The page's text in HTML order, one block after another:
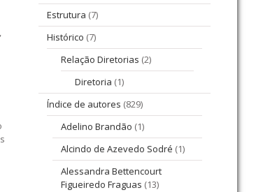
Estrutura (7)
Histórico (7)
Relação Diretorias (2)
Diretoria (1)
Índice de autores (829)
Adelino Brandão (1)
Alcindo de Azevedo Sodré (1)
Alessandra Bettencourt
Figueiredo Fraguas (13)